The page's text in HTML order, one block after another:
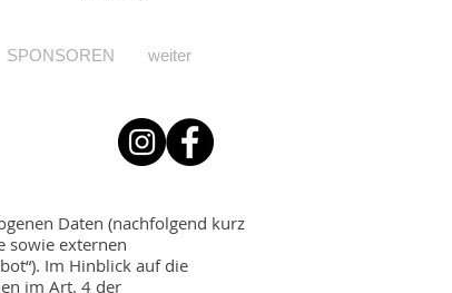
SPONSOREN weiter
Daten (nachfolgend kurz
sowie externen
Im Hinblick auf die
im Art. 4 der